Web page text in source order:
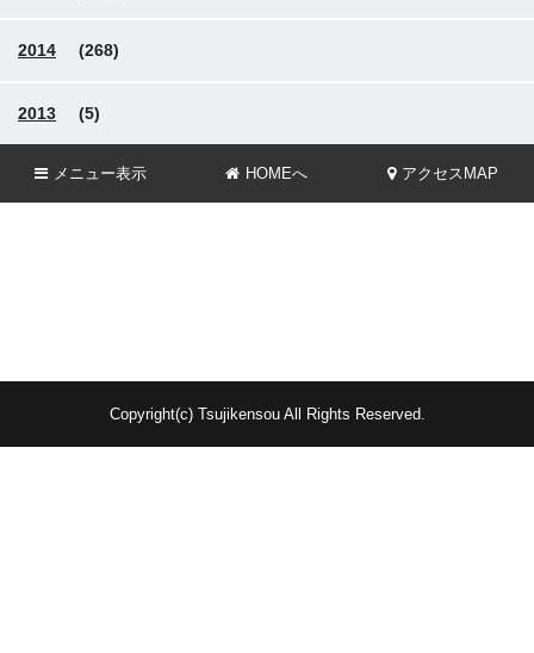
2014 (268)
2013 (5)
メニュー表示 HOMEへ アクセスMAP
Copyright(c) Tsujikensou All Rights Reserved.